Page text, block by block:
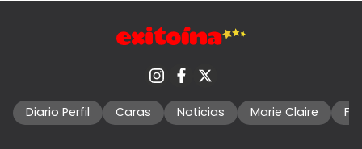
Diario Perfil Caras Noticias Marie Claire